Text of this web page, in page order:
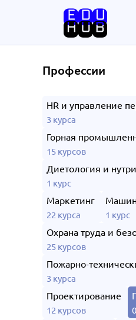
Профессии
HR и управление
3 курса
Горная
15 курсов
Диетология и
1 курс
Маркетинг
22 курса 1 курс
Охрана труда и
25 курсов
Пожарно-
3 курса
Проектирование
12 курсов